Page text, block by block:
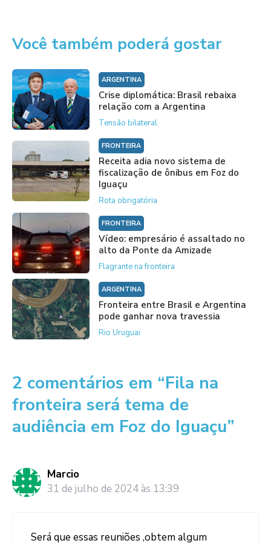
Você também poderá gostar
ARGENTINA
Crise diplomática: Brasil rebaixa
relação com a Argentina
Tensão bilateral
FRONTEIRA
Receita adia novo sistema de
fiscalização de ônibus em Foz do
Iguaçu
Rota obrigatória
FRONTEIRA
Vídeo: empresário é assaltado no
alto da Ponte da Amizade
Flagrante na fronteira
ARGENTINA
Fronteira entre Brasil e Argentina
pode ganhar nova travessia
Rio Uruguai
2 comentários em “Fila na
fronteira será tema de
audiência em Foz do Iguaçu”
Marcio
31 de julho de 2024 às 13:39
Será que essas reuniões ,obtem algum